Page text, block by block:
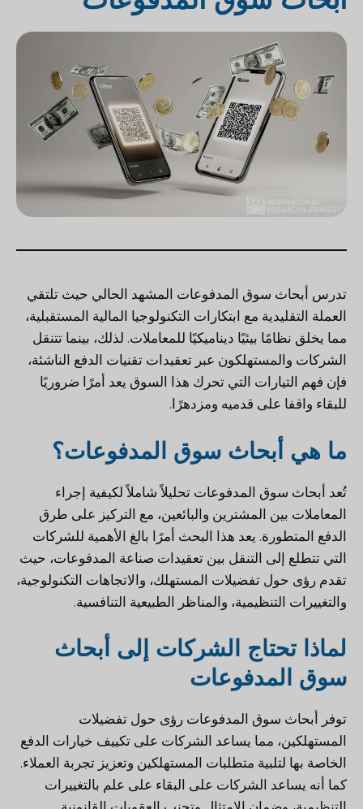
تدرس أبحاث سوق المدفوعات المشهد الحالي حيث تلتقي
العملة التقليدية مع ابتكارات التكنولوجيا المالية المستقبلية،
مما يخلق نظامًا بيئيًا ديناميكيًا للمعاملات. لذلك، بينما تتنقل
الشركات والمستهلكون عبر تعقيدات تقنيات الدفع الناشئة،
فإن فهم التيارات التي تحرك هذا السوق يعد أمرًا ضروريًا
للبقاء واقفا على قدميه ومزدهرًا.
ما هي أبحاث سوق المدفوعات؟
تُعد أبحاث سوق المدفوعات تحليلاً شاملاً لكيفية إجراء
المعاملات بين المشترين والبائعين، مع التركيز على طرق
الدفع المتطورة. يعد هذا البحث أمرًا بالغ الأهمية للشركات
التي تتطلع إلى التنقل بين تعقيدات صناعة المدفوعات، حيث
تقدم رؤى حول تفضيلات المستهلك، والاتجاهات التكنولوجية،
والتغييرات التنظيمية، والمناظر الطبيعية التنافسية.
لماذا تحتاج الشركات إلى أبحاث
سوق المدفوعات
توفر أبحاث سوق المدفوعات رؤى حول تفضيلات
المستهلكين، مما يساعد الشركات على تكييف خيارات الدفع
الخاصة بها لتلبية متطلبات المستهلكين وتعزيز تجربة العملاء.
كما أنه يساعد الشركات على البقاء على علم بالتغييرات